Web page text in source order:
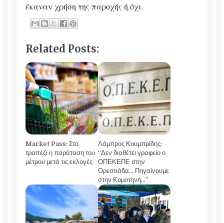
έκαναν χρήση της παροχής ή όχι.
Related Posts:
Market Pass: Στο
τραπέζι η παράταση του
μέτρου μετά τις εκλογές
Λάμπρος Κουμπρίδης:
“Δεν διαθέτει γραφείο ο
ΟΠΕΚΕΠΕ στην
Ορεστιάδα… Πηγαίνουμε
στην Κομοτηνή…”